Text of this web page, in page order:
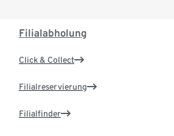
Filialabholung
Click & Collect
Filialreservierung
Filialfinder